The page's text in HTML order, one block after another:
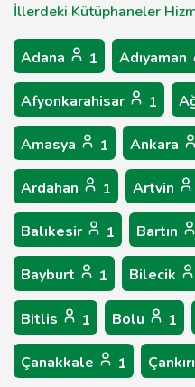
İllerdeki Kütüphaneler
Adana 1 Adıyaman
Afyonkarahisar 1
Amasya 1 Ankara
Ardahan 1 Artvin
Balıkesir 1 Bartın
Bayburt 1 Bilecik
Bitlis 1 Bolu 1
Çanakkale 1 Çankırı